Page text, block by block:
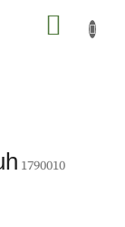
1790010